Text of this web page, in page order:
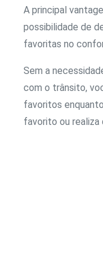
A principal
possibilidade de
favoritas no
Sem a
com o trânsito,
favoritos
favorito ou